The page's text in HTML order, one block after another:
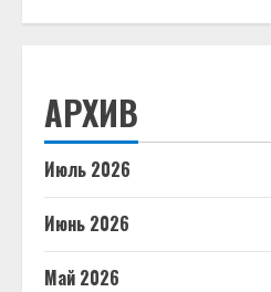
АРХИВ
Июль 2026
Июнь 2026
Май 2026